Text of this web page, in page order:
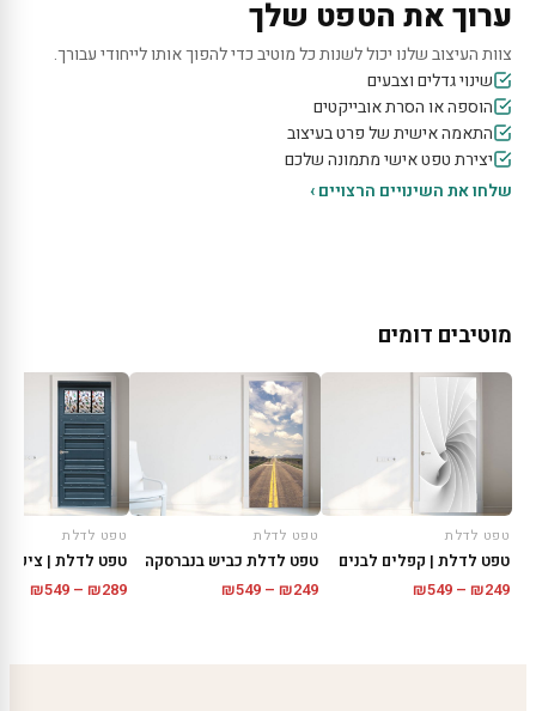
ערוך את הטפט שלך
צוות העיצוב שלנו יכול לשנות כל מוטיב כדי להפוך אותו לייחודי עבורך.
שינוי גדלים וצבעים
הוספה או הסרת אובייקטים
התאמה אישית של פרט בעיצוב
יצירת טפט אישי מתמונה שלכם
שלחו את השינויים הרצויים ›
מוטיבים דומים
טפט לדלת
טפט לדלת | קפלים לבנים
₪249
–
₪549
טפט לדלת
טפט לדלת כביש בנברסקה
₪249
–
₪549
טפט לדלת
טפט לדלת |
₪289
–
₪549